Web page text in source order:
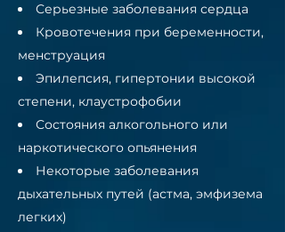
Серьезные заболевания сердца
Кровотечения при беременности,
менструация
Эпилепсия, гипертонии высокой
степени, клаустрофобии
Состояния алкогольного или
наркотического опьянения
Некоторые заболевания
дыхательных путей (астма, эмфизема
легких)